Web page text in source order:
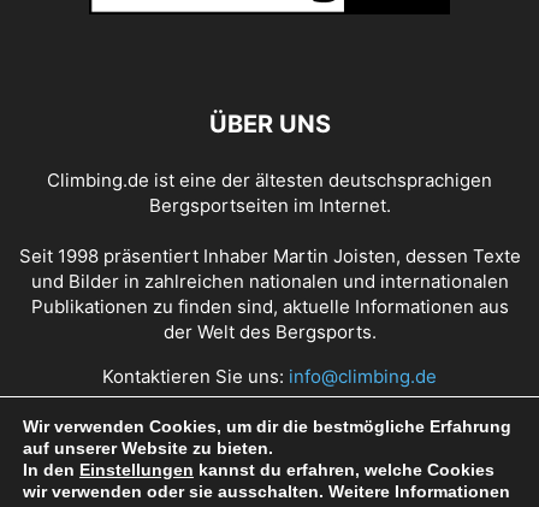
ÜBER UNS
Climbing.de ist eine der ältesten deutschsprachigen
Bergsportseiten im Internet.
Seit 1998 präsentiert Inhaber Martin Joisten, dessen Texte
und Bilder in zahlreichen nationalen und internationalen
Publikationen zu finden sind, aktuelle Informationen aus
der Welt des Bergsports.
Kontaktieren Sie uns: info@climbing.de
Über Climbing.de RSS Feed Mediadaten
Wir verwenden Cookies, um dir die bestmögliche Erfahrung
auf unserer Website zu bieten.
In den Einstellungen kannst du erfahren, welche Cookies
wir verwenden oder sie ausschalten. Weitere Informationen